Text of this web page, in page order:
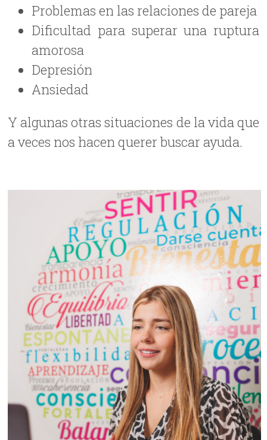
Problemas en las relaciones de pareja
Dificultad para superar una ruptura
amorosa
Depresión
Ansiedad
Y algunas otras situaciones de la vida que
a veces nos hacen querer buscar ayuda.